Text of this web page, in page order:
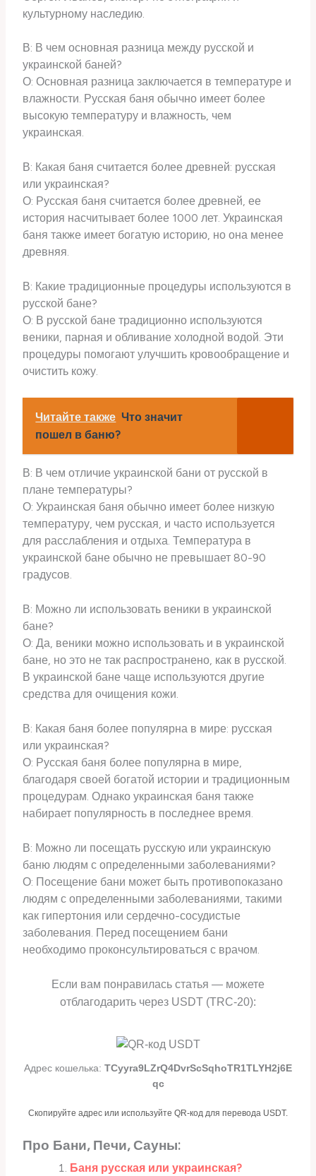
культурному наследию.
В: В чем основная разница между русской и
украинской баней?
О: Основная разница заключается в температуре и
влажности. Русская баня обычно имеет более
высокую температуру и влажность, чем
украинская.
В: Какая баня считается более древней: русская
или украинская?
О: Русская баня считается более древней, ее
история насчитывает более 1000 лет. Украинская
баня также имеет богатую историю, но она менее
древняя.
В: Какие традиционные процедуры используются в
русской бане?
О: В русской бане традиционно используются
веники, парная и обливание холодной водой. Эти
процедуры помогают улучшить кровообращение и
очистить кожу.
Читайте также Что значит
пошел в баню?
В: В чем отличие украинской бани от русской в
плане температуры?
О: Украинская баня обычно имеет более низкую
температуру, чем русская, и часто используется
для расслабления и отдыха. Температура в
украинской бане обычно не превышает 80-90
градусов.
В: Можно ли использовать веники в украинской
бане?
О: Да, веники можно использовать и в украинской
бане, но это не так распространено, как в русской.
В украинской бане чаще используются другие
средства для очищения кожи.
В: Какая баня более популярна в мире: русская
или украинская?
О: Русская баня более популярна в мире,
благодаря своей богатой истории и традиционным
процедурам. Однако украинская баня также
набирает популярность в последнее время.
В: Можно ли посещать русскую или украинскую
баню людям с определенными заболеваниями?
О: Посещение бани может быть противопоказано
людям с определенными заболеваниями, такими
как гипертония или сердечно-сосудистые
заболевания. Перед посещением бани
необходимо проконсультироваться с врачом.
Если вам понравилась статья — можете
отблагодарить через USDT (TRC-20):
Адрес кошелька: TCyyra9LZrQ4DvrScSqhoTR1TLYH2j6E
qc
Скопируйте адрес или используйте QR-код для перевода USDT.
Про Бани, Печи, Сауны:
Баня русская или украинская?